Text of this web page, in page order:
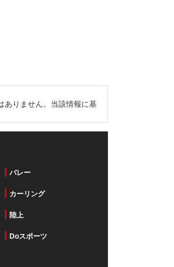
ありません。当該情報に基
バレー
カーリング
陸上
Doスポーツ